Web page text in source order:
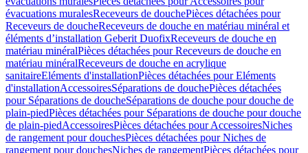
évacuations muralesReceveurs de douchePièces détachées pour
Receveurs de doucheReceveurs de douche en matériau minéral et
éléments d’installation Geberit DuofixReceveurs de douche en
matériau minéralPièces détachées pour Receveurs de douche en
matériau minéralReceveurs de douche en acrylique
sanitaireEléments d'installationPièces détachées pour Eléments
d'installationAccessoiresSéparations de douchePièces détachées
pour Séparations de doucheSéparations de douche pour douche de
plain-piedPièces détachées pour Séparations de douche pour douche
de plain-piedAccessoiresPièces détachées pour AccessoiresNiches
de rangement pour douchesPièces détachées pour Niches de
rangement pour douchesNiches de rangementPièces détachées pour